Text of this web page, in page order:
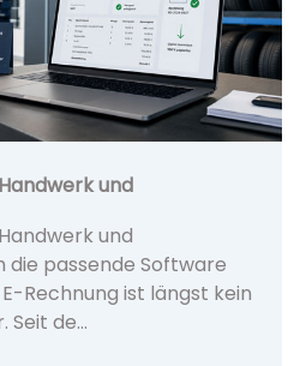
und
und
die passende Software
Rechnung ist längst kein
Seit de…